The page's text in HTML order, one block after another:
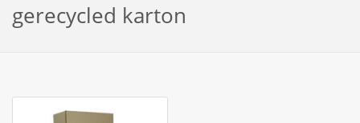
gerecycled karton